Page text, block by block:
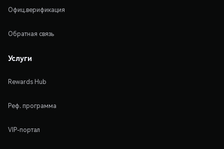
Офиц.верификация
Обратная связь
Услуги
Rewards Hub
Реф. программа
VIP-портал